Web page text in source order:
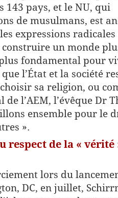
143 pays, et le NU, qui
de musulmans, est
expressions radicales
un monde
fondamental pour
l’État et la société
sa religion, ou
l’AEM, l’évêque Dr
ensemble pour le
».
respect de la « vérité
lors du
DC, en juillet,